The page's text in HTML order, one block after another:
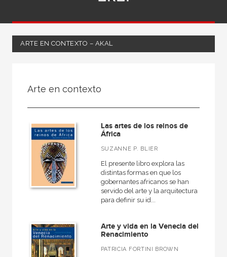
ARTE EN CONTEXTO – AKAL
Ciencias humanas y sociales
Historia
General
MATERIAS
Roma
Actual
Arte en contexto
Las artes de los reinos de
África
SUZANNE P. BLIER
El presente libro explora las
distintas formas en que los
gobernantes africanos se han
servido del arte y la arquitectura
para definir su id...
Arte y vida en la Venecia del
Renacimiento
PATRICIA FORTINI BROWN